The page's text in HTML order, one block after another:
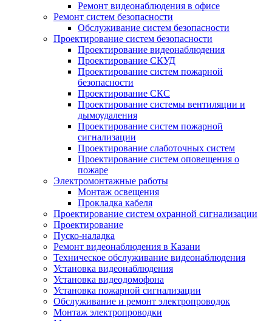
Ремонт видеонаблюдения в офисе
Ремонт систем безопасности
Обслуживание систем безопасности
Проектирование систем безопасности
Проектирование видеонаблюдения
Проектирование СКУД
Проектирование систем пожарной
безопасности
Проектирование СКС
Проектирование системы вентиляции и
дымоудаления
Проектирование систем пожарной
сигнализации
Проектирование слаботочных систем
Проектирование систем оповещения о
пожаре
Электромонтажные работы
Монтаж освещения
Прокладка кабеля
Проектирование систем охранной сигнализации
Проектирование
Пуско-наладка
Ремонт видеонаблюдения в Казани
Техническое обслуживание видеонаблюдения
Установка видеонаблюдения
Установка видеодомофона
Установка пожарной сигнализации
Обслуживание и ремонт электропроводок
Монтаж электропроводки